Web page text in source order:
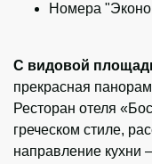
Номера
С видовой
прекрасная
Ресторан отеля
греческом стиле,
направление кухни